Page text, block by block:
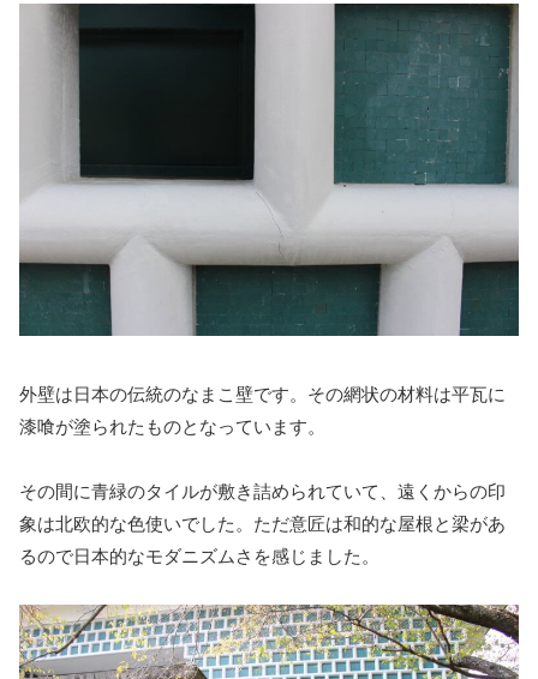
外壁は日本の伝統のなまこ壁です。その網状の材料は平瓦に
漆喰が塗られたものとなっています。
その間に青緑のタイルが敷き詰められていて、遠くからの印
象は北欧的な色使いでした。ただ意匠は和的な屋根と梁があ
るので日本的なモダニズムさを感じました。